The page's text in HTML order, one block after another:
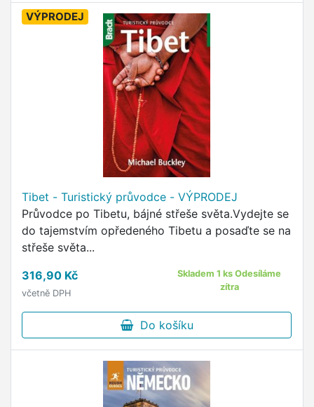
VÝPRODEJ
Tibet - Turistický průvodce - VÝPRODEJ
Průvodce po Tibetu, bájné střeše světa.Vydejte se
do tajemstvím opředeného Tibetu a posaďte se na
střeše světa...
316,90 Kč
včetně DPH
Skladem 1 ks Odesíláme
zítra
Do košíku